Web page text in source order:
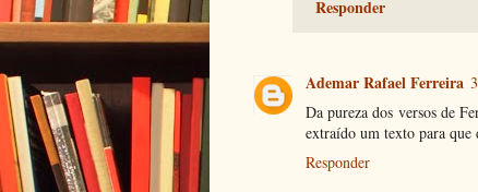
Responder
Ademar Rafael Ferreira
Da pureza dos versos de
extraído um texto para
Responder